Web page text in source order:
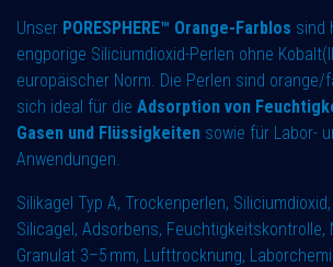
Unser PORESPHERE™ Orange-Farblos sind
engporige Siliciumdioxid-Perlen ohne
europäischer Norm. Die Perlen sind orange/
sich ideal für die Adsorption von
Gasen und Flüssigkeiten sowie für Labor-
Anwendungen.
Silikagel Typ A, Trockenperlen,
Silicagel, Adsorbens, Feuchtigkeitskontrolle,
Granulat 3–5 mm, Lufttrocknung,